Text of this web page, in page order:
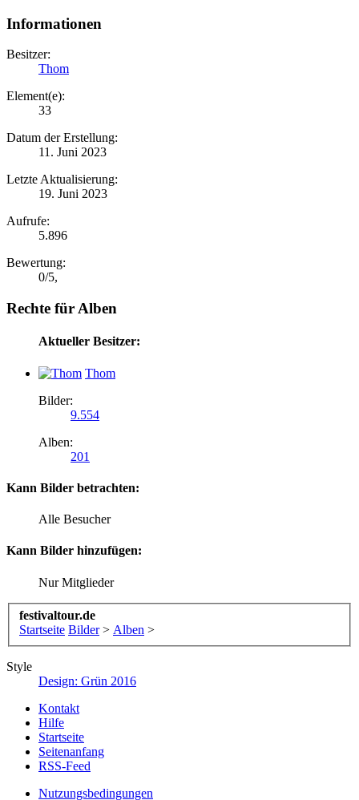
Informationen
Besitzer:
Thom
Element(e):
33
Datum der Erstellung:
11. Juni 2023
Letzte Aktualisierung:
19. Juni 2023
Aufrufe:
5.896
Bewertung:
0/5,
Rechte für Alben
Aktueller Besitzer:
Thom
Bilder:
9.554
Alben:
201
Kann Bilder betrachten:
Alle Besucher
Kann Bilder hinzufügen:
Nur Mitglieder
festivaltour.de
Startseite Bilder > Alben >
Style
Design: Grün 2016
Kontakt
Hilfe
Startseite
Seitenanfang
RSS-Feed
Nutzungsbedingungen